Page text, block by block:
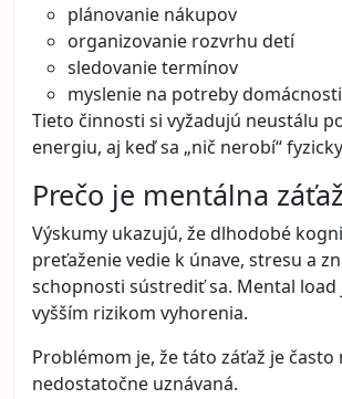
plánovanie nákupov
organizovanie rozvrhu detí
sledovanie termínov
myslenie na potreby domácnosti
Tieto činnosti si vyžadujú neustálu
energiu, aj keď sa „nič nerobí“
Prečo je mentálna
Výskumy ukazujú, že dlhodobé
preťaženie vedie k únave, stresu a
schopnosti sústrediť sa. Mental load
vyšším rizikom vyhorenia.
Problémom je, že táto záťaž je často
nedostatočne uznávaná.